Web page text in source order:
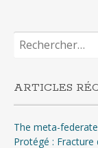
Rechercher :
ARTICLES
The meta-
Protégé : Fracture